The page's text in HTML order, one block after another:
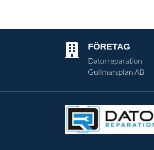
 FÖRETAG
Datorreparation
Gullmarsplan AB